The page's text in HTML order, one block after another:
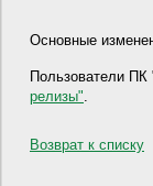
Основные
Пользователи
релизы"
Возврат к списку